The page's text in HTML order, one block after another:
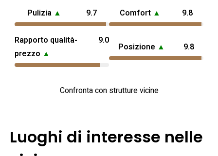
Pulizia ▲ 9.7 Comfort ▲ 9.8
Rapporto qualità-
prezzo ▲
9.0
Posizione ▲ 9.8
Confronta con strutture vicine
Luoghi di interesse nelle